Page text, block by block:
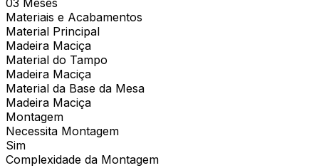
Materiais e Acabamentos
Material Principal
Madeira Maciça
Material do Tampo
Madeira Maciça
Material da Base da Mesa
Madeira Maciça
Montagem
Necessita Montagem
Sim
Complexidade da Montagem